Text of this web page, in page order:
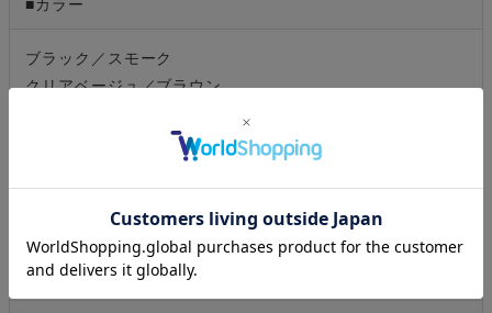
ブラック／スモーク
クリアベージュ／ブラウン
ブラック／ライトベージュ
プラスチック、合金